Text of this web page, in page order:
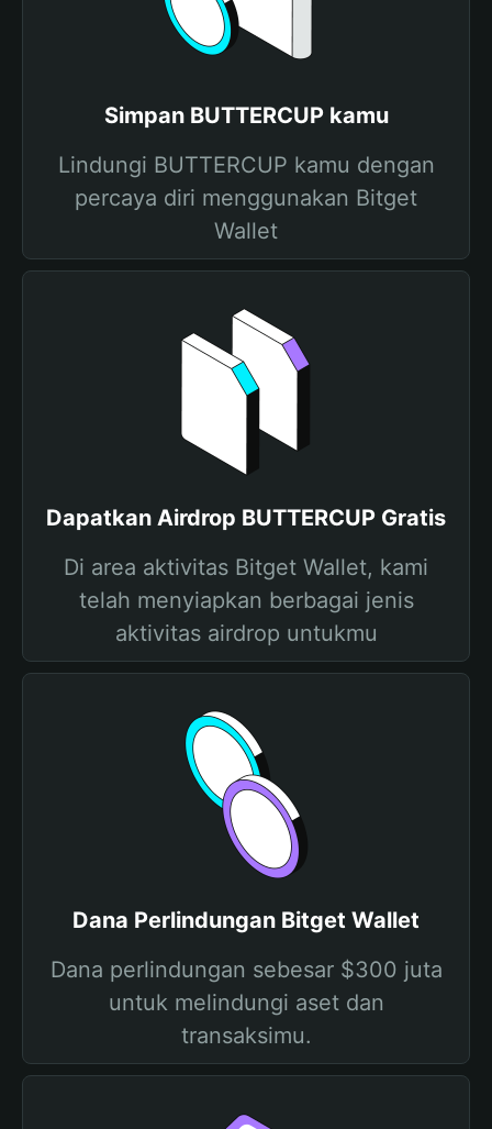
Simpan BUTTERCUP kamu
Lindungi BUTTERCUP kamu dengan
percaya diri menggunakan Bitget
Wallet
Dapatkan Airdrop BUTTERCUP Gratis
Di area aktivitas Bitget Wallet, kami
telah menyiapkan berbagai jenis
aktivitas airdrop untukmu
Dana Perlindungan Bitget Wallet
Dana perlindungan sebesar $300 juta
untuk melindungi aset dan
transaksimu.